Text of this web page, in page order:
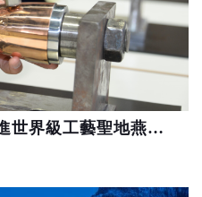
日本新潟深度玩法～走進世界級工藝聖地燕三條